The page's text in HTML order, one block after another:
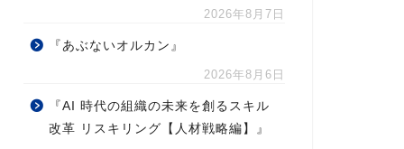
2026年8月7日
『あぶないオルカン』
2026年8月6日
『AI 時代の組織の未来を創るスキル
改革 リスキリング【人材戦略編】』